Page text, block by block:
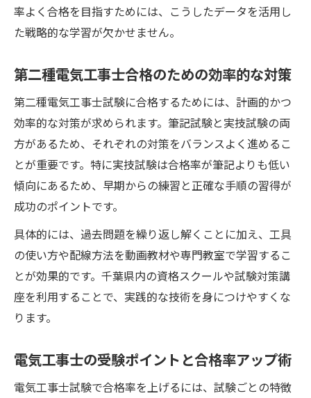
率よく合格を目指すためには、こうしたデータを活用し
た戦略的な学習が欠かせません。
第二種電気工事士合格のための効率的な対策
第二種電気工事士試験に合格するためには、計画的かつ
効率的な対策が求められます。筆記試験と実技試験の両
方があるため、それぞれの対策をバランスよく進めるこ
とが重要です。特に実技試験は合格率が筆記よりも低い
傾向にあるため、早期からの練習と正確な手順の習得が
成功のポイントです。
具体的には、過去問題を繰り返し解くことに加え、工具
の使い方や配線方法を動画教材や専門教室で学習するこ
とが効果的です。千葉県内の資格スクールや試験対策講
座を利用することで、実践的な技術を身につけやすくな
ります。
電気工事士の受験ポイントと合格率アップ術
電気工事士試験で合格率を上げるには、試験ごとの特徴